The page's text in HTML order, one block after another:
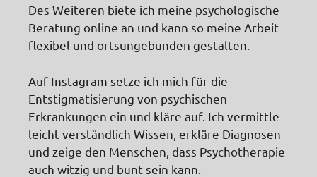
Des Weiteren biete ich meine psychologische
Beratung online an und kann so meine Arbeit
flexibel und ortsungebunden gestalten.
Auf Instagram setze ich mich für die
Entstigmatisierung von psychischen
Erkrankungen ein und kläre auf. Ich vermittle
leicht verständlich Wissen, erkläre Diagnosen
und zeige den Menschen, dass Psychotherapie
auch witzig und bunt sein kann.